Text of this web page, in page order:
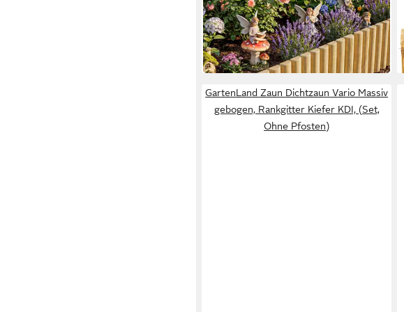
31,99 € UVP73,90 €
-57%
in 2-3 Werktagen bei dir
GartenLand Zaun Dichtzaun Vario Massiv
gebogen, Rankgitter Kiefer KDI, (Set,
Ohne Pfosten)